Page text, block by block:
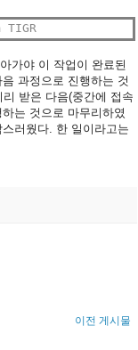
가야 이 작업이 완료된
과정으로 진행하는 것
받은 다음(중간에 접속
는 것으로 마무리하였
러웠다. 한 일이라고는
이전 게시물